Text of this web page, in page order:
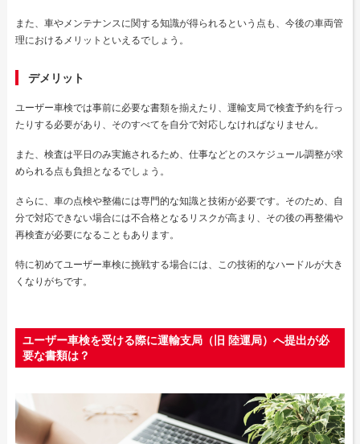
また、車やメンテナンスに関する知識が得られるという点も、今後の車両管
理におけるメリットといえるでしょう。
デメリット
ユーザー車検では事前に必要な書類を揃えたり、運輸支局で検査予約を行っ
たりする必要があり、そのすべてを自分で対応しなければなりません。
また、検査は平日のみ実施されるため、仕事などとのスケジュール調整が求
められる点も負担となるでしょう。
さらに、車の点検や整備には専門的な知識と技術が必要です。そのため、自
分で対応できない場合には不合格となるリスクが高まり、その後の再整備や
再検査が必要になることもあります。
特に初めてユーザー車検に挑戦する場合には、この技術的なハードルが大き
くなりがちです。
ユーザー車検を受ける際に運輸支局（旧 陸運局）へ提出が必
要な書類は？